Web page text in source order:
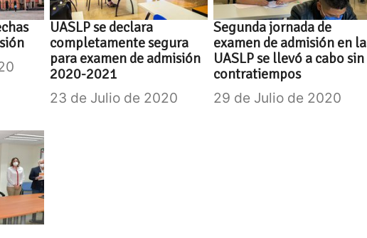
UASLP se declara
completamente segura
para examen de admisión
2020-2021
23 de Julio de 2020
Segunda jornada de
examen de admisión en la
UASLP se llevó a cabo sin
contratiempos
29 de Julio de 2020